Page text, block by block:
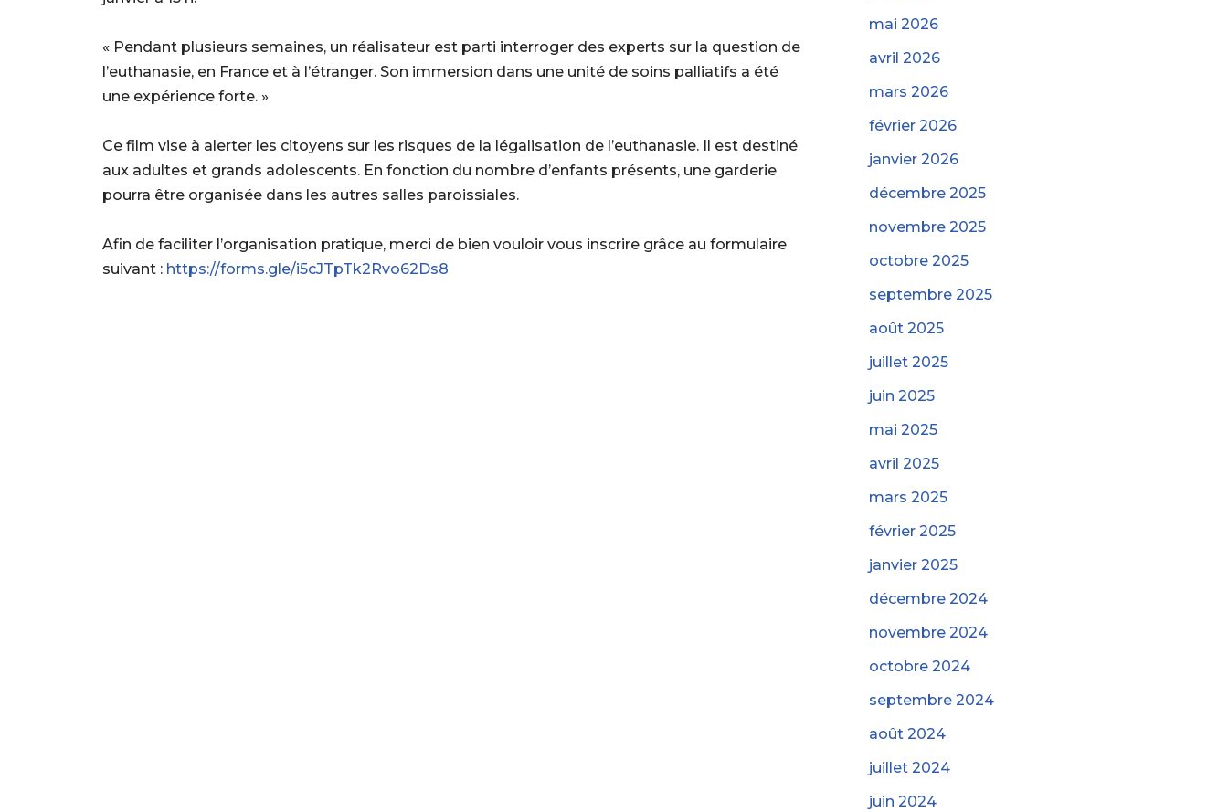
« Pendant plusieurs semaines, un réalisateur est parti interroger des experts sur la question de
l’euthanasie, en France et à l’étranger. Son immersion dans une unité de soins palliatifs a été
une expérience forte. »
Ce film vise à alerter les citoyens sur les risques de la légalisation de l’euthanasie. Il est destiné
aux adultes et grands adolescents. En fonction du nombre d’enfants présents, une garderie
pourra être organisée dans les autres salles paroissiales.
Afin de faciliter l’organisation pratique, merci de bien vouloir vous inscrire grâce au formulaire
suivant : https://forms.gle/i5cJTpTk2Rvo62Ds8
mai 2026
avril 2026
mars 2026
février 2026
janvier 2026
décembre 2025
novembre 2025
octobre 2025
septembre 2025
août 2025
juillet 2025
juin 2025
mai 2025
avril 2025
mars 2025
février 2025
janvier 2025
décembre 2024
novembre 2024
octobre 2024
septembre 2024
août 2024
juillet 2024
juin 2024